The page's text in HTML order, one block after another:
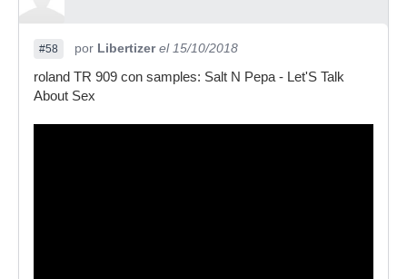
#58 por Libertizer el 15/10/2018
roland TR 909 con samples: Salt N Pepa - Let'S Talk
About Sex